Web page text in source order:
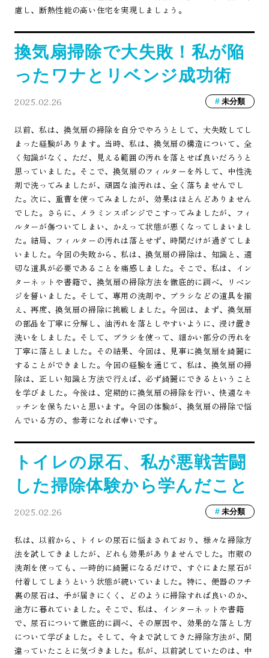
慮し、断熱性能の高い住宅を実現しましょう。
換気扇掃除で大失敗！私が陥
ったワナとリベンジ成功術
2025.02.26 未分類
以前、私は、換気扇の掃除を自分でやろうとして、大失敗してし
まった経験があります。当時、私は、換気扇の構造について、全
く知識がなく、ただ、見える範囲の汚れを落とせば良いだろうと
思っていました。そこで、換気扇のフィルターを外して、中性洗
剤で洗ってみましたが、頑固な油汚れは、全く落ちませんでし
た。次に、重曹を使ってみましたが、効果はほとんどありません
でした。さらに、メラミンスポンジでこすってみましたが、フィ
ルターが傷ついてしまい、かえって状態が悪くなってしまいまし
た。結局、フィルターの汚れは落とせず、時間だけが過ぎてしま
いました。今回の失敗から、私は、換気扇の掃除は、知識と、適
切な道具が必要であることを痛感しました。そこで、私は、イン
ターネットや書籍で、換気扇の掃除方法を徹底的に調べ、リベン
ジを誓いました。そして、専用の洗剤や、ブラシなどの道具を揃
え、再度、換気扇の掃除に挑戦しました。今回は、まず、換気扇
の部品を丁寧に分解し、油汚れを落としやすいように、浸け置き
洗いをしました。そして、ブラシを使って、細かい部分の汚れを
丁寧に落としました。その結果、今回は、見事に換気扇を綺麗に
することができました。今回の経験を通じて、私は、換気扇の掃
除は、正しい知識と方法で行えば、必ず綺麗にできるということ
を学びました。今後は、定期的に換気扇の掃除を行い、快適なキ
ッチンを保ちたいと思います。今回の体験が、換気扇の掃除で悩
んでいる方の、参考になれば幸いです。
トイレの尿石、私が悪戦苦闘
した掃除体験から学んだこと
2025.02.26 未分類
私は、以前から、トイレの尿石に悩まされており、様々な掃除方
法を試してきましたが、どれも効果がありませんでした。市販の
洗剤を使っても、一時的に綺麗になるだけで、すぐにまた尿石が
付着してしまうという状態が続いていました。特に、便器のフチ
裏の尿石は、手が届きにくく、どのように掃除すれば良いのか、
途方に暮れていました。そこで、私は、インターネットや書籍
で、尿石について徹底的に調べ、その原因や、効果的な落とし方
について学びました。そして、今まで試してきた掃除方法が、間
違っていたことに気づきました。私が、以前試していたのは、中